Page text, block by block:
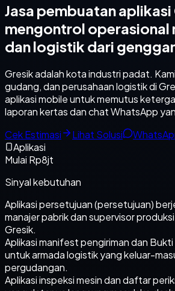
Jasa pembuatan
mengontrol operasional
dan logistik dari
Gresik adalah kota industri padat.
gudang, dan perusahaan logistik di
aplikasi mobile untuk memutus
laporan kertas dan chat WhatsApp
Cek Estimasi
Lihat Solusi
Aplikasi
Mulai Rp8jt
Sinyal kebutuhan
Aplikasi persetujuan (persetujuan)
manajer pabrik dan supervisor
Gresik.
Aplikasi manifest pengiriman dan
untuk armada logistik yang keluar-
pergudangan.
Aplikasi inspeksi mesin dan daftar